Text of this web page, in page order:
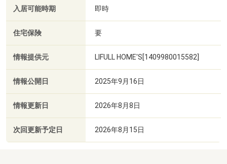
入居可能時期 即時
住宅保険 要
情報提供元 LIFULL HOME'S[1409980015582]
情報公開日 2025年9月16日
情報更新日 2026年8月8日
次回更新予定日 2026年8月15日